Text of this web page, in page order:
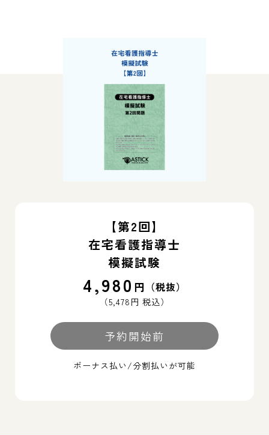
【第2回】
在宅看護指導士
模擬試験
4,980 円 （税抜）
（5,478円 税込）
予約開始前
ボーナス払い/分割払いが可能